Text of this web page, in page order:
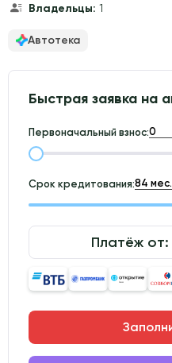
Владельцы: 1
Автотека
Быстрая заявка на
Первоначальный взнос:
Срок кредитования:
Платёж от: